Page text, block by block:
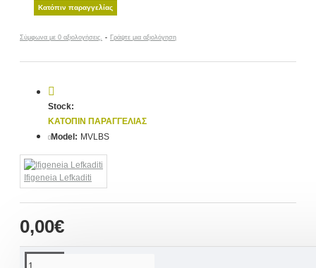
Κατόπιν παραγγελίας
Σύμφωνα με 0 αξιολογήσεις. - Γράψτε μια αξιολόγηση
0,00€
Stock:
ΚΑΤΌΠΙΝ ΠΑΡΑΓΓΕΛΊΑΣ
Model: MVLBS
Ifigeneia Lefkaditi